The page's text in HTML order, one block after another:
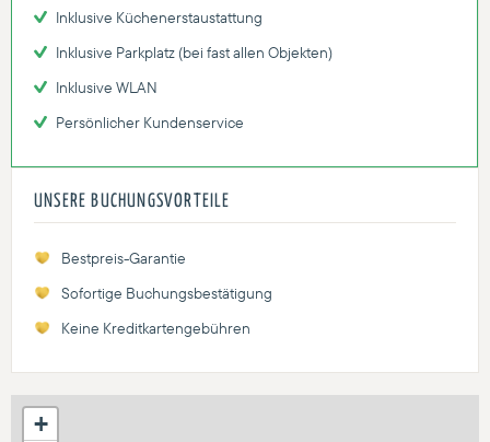
Inklusive Küchenerstaustattung
Inklusive Parkplatz (bei fast allen Objekten)
Inklusive WLAN
Persönlicher Kundenservice
UNSERE BUCHUNGSVORTEILE
Bestpreis-Garantie
Sofortige Buchungsbestätigung
Keine Kreditkartengebühren
+